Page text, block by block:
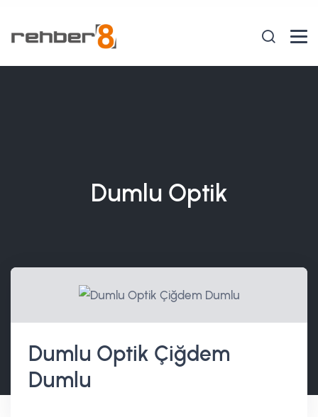
Dumlu Optik
Dumlu Optik Çiğdem
Dumlu